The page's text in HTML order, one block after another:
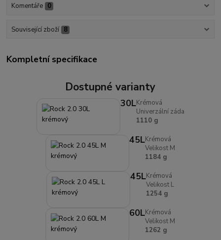
Komentáře 0
Související zboží 8
Kompletní specifikace
Dostupné varianty
30LKrémová
Univerzální záda
1110 g
45LKrémová
Velikost M
1184 g
45LKrémová
Velikost L
1254 g
60LKrémová
Velikost M
1262 g